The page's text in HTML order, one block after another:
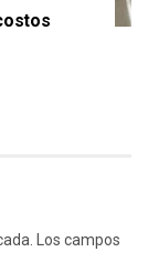
Los campos